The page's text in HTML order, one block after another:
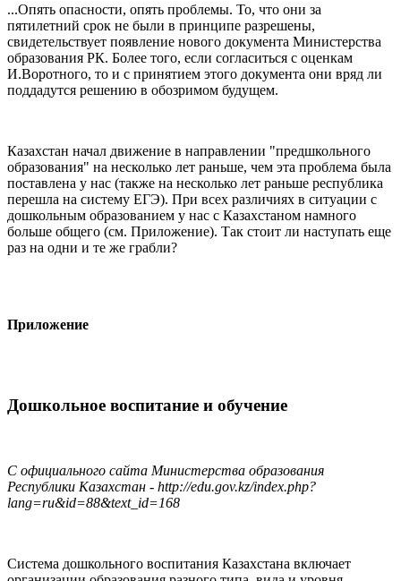
...Опять опасности, опять проблемы. То, что они за
пятилетний срок не были в принципе разрешены,
свидетельствует появление нового документа Министерства
образования РК. Более того, если согласиться с оценкам
И.Воротного, то и с принятием этого документа они вряд ли
поддадутся решению в обозримом будущем.
Казахстан начал движение в направлении "предшкольного
образования" на несколько лет раньше, чем эта проблема была
поставлена у нас (также на несколько лет раньше республика
перешла на систему ЕГЭ). При всех различиях в ситуации с
дошкольным образованием у нас с Казахстаном намного
больше общего (см. Приложение). Так стоит ли наступать еще
раз на одни и те же грабли?
Приложение
Дошкольное воспитание и обучение
С официального сайта Министерства образования
Республики Казахстан - http://edu.gov.kz/index.php?
lang=ru&id=88&text_id=168
Система дошкольного воспитания Казахстана включает